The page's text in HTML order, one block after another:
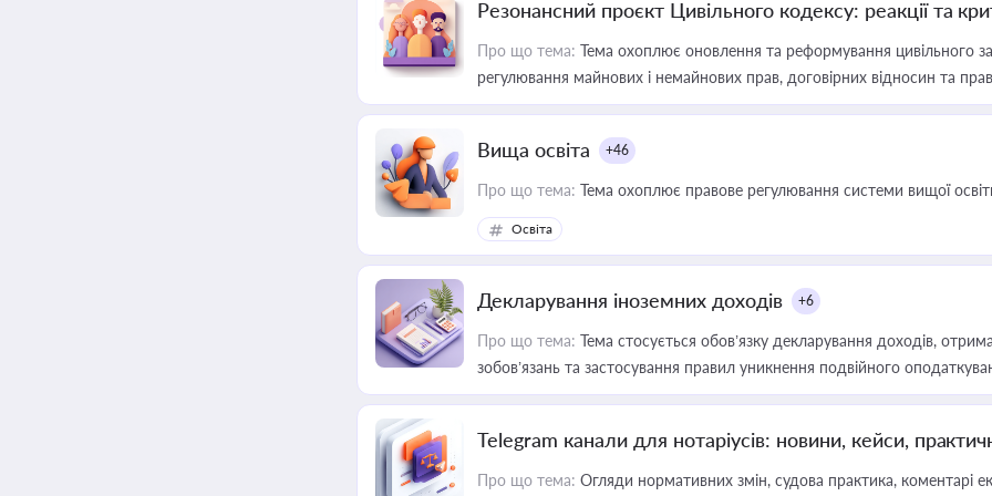
Резонансний проєкт Цивільного кодексу: реакції та
Про що тема: Тема охоплює оновлення та реформування цивільного
регулювання майнових і немайнових прав, договірних відносин та
Вища освіта +46
Про що тема: Тема охоплює правове регулювання системи вищої освіти,
Освіта
Декларування іноземних доходів +6
Про що тема: Тема стосується обов’язку декларування доходів,
зобов’язань та застосування правил уникнення подвійного
Telegram канали для нотаріусів: новини, кейси,
Про що тема: Огляди нормативних змін, судова практика, коментарі